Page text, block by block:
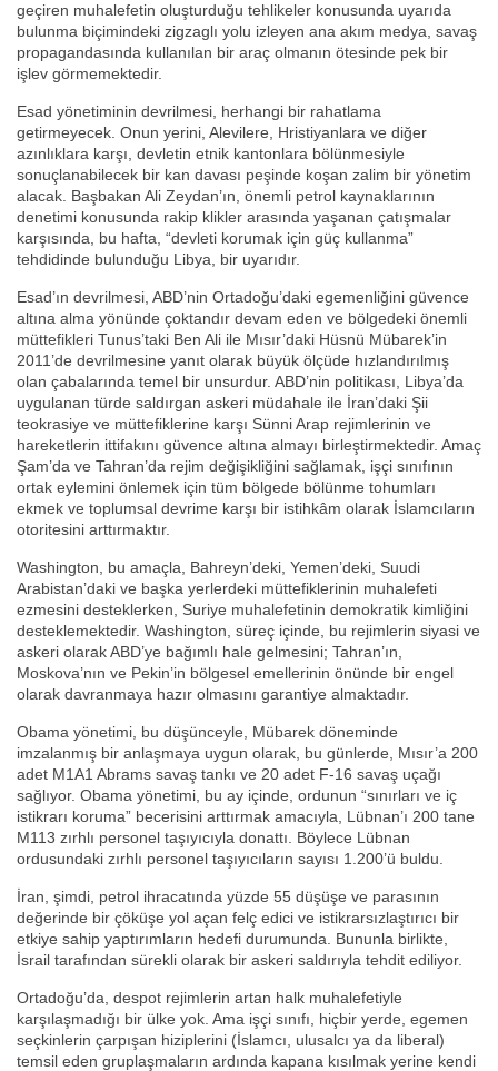
geçiren muhalefetin oluşturduğu tehlikeler konusunda uyarıda
bulunma biçimindeki zigzaglı yolu izleyen ana akım medya, savaş
propagandasında kullanılan bir araç olmanın ötesinde pek bir
işlev görmemektedir.
Esad yönetiminin devrilmesi, herhangi bir rahatlama
getirmeyecek. Onun yerini, Alevilere, Hristiyanlara ve diğer
azınlıklara karşı, devletin etnik kantonlara bölünmesiyle
sonuçlanabilecek bir kan davası peşinde koşan zalim bir yönetim
alacak. Başbakan Ali Zeydan’ın, önemli petrol kaynaklarının
denetimi konusunda rakip klikler arasında yaşanan çatışmalar
karşısında, bu hafta, “devleti korumak için güç kullanma”
tehdidinde bulunduğu Libya, bir uyarıdır.
Esad’ın devrilmesi, ABD’nin Ortadoğu’daki egemenliğini güvence
altına alma yönünde çoktandır devam eden ve bölgedeki önemli
müttefikleri Tunus’taki Ben Ali ile Mısır’daki Hüsnü Mübarek’in
2011’de devrilmesine yanıt olarak büyük ölçüde hızlandırılmış
olan çabalarında temel bir unsurdur. ABD’nin politikası, Libya’da
uygulanan türde saldırgan askeri müdahale ile İran’daki Şii
teokrasiye ve müttefiklerine karşı Sünni Arap rejimlerinin ve
hareketlerin ittifakını güvence altına almayı birleştirmektedir. Amaç
Şam’da ve Tahran’da rejim değişikliğini sağlamak, işçi sınıfının
ortak eylemini önlemek için tüm bölgede bölünme tohumları
ekmek ve toplumsal devrime karşı bir istihkâm olarak İslamcıların
otoritesini arttırmaktır.
Washington, bu amaçla, Bahreyn’deki, Yemen’deki, Suudi
Arabistan’daki ve başka yerlerdeki müttefiklerinin muhalefeti
ezmesini desteklerken, Suriye muhalefetinin demokratik kimliğini
desteklemektedir. Washington, süreç içinde, bu rejimlerin siyasi ve
askeri olarak ABD’ye bağımlı hale gelmesini; Tahran’ın,
Moskova’nın ve Pekin’in bölgesel emellerinin önünde bir engel
olarak davranmaya hazır olmasını garantiye almaktadır.
Obama yönetimi, bu düşünceyle, Mübarek döneminde
imzalanmış bir anlaşmaya uygun olarak, bu günlerde, Mısır’a 200
adet M1A1 Abrams savaş tankı ve 20 adet F-16 savaş uçağı
sağlıyor. Obama yönetimi, bu ay içinde, ordunun “sınırları ve iç
istikrarı koruma” becerisini arttırmak amacıyla, Lübnan’ı 200 tane
M113 zırhlı personel taşıyıcıyla donattı. Böylece Lübnan
ordusundaki zırhlı personel taşıyıcıların sayısı 1.200’ü buldu.
İran, şimdi, petrol ihracatında yüzde 55 düşüşe ve parasının
değerinde bir çöküşe yol açan felç edici ve istikrarsızlaştırıcı bir
etkiye sahip yaptırımların hedefi durumunda. Bununla birlikte,
İsrail tarafından sürekli olarak bir askeri saldırıyla tehdit ediliyor.
Ortadoğu’da, despot rejimlerin artan halk muhalefetiyle
karşılaşmadığı bir ülke yok. Ama işçi sınıfı, hiçbir yerde, egemen
seçkinlerin çarpışan hiziplerini (İslamcı, ulusalcı ya da liberal)
temsil eden gruplaşmaların ardında kapana kısılmak yerine kendi